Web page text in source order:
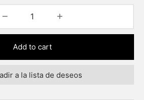
Add to cart
a la lista de deseos